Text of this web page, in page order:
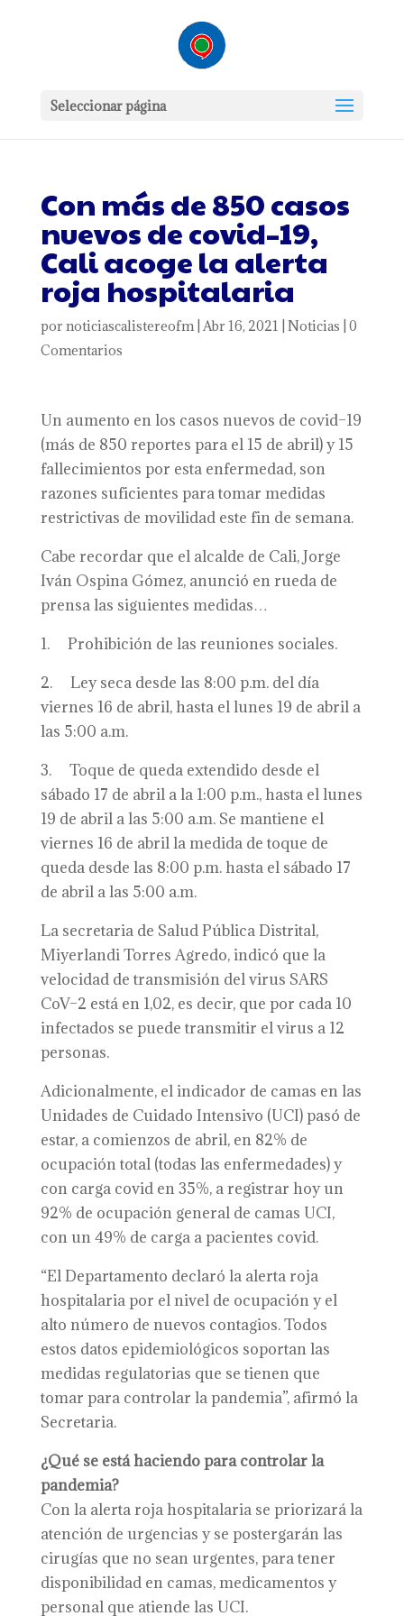
Seleccionar página
Con más de 850 casos
nuevos de covid–19,
Cali acoge la alerta
roja hospitalaria
por noticiascalistereofm| Abr 16, 2021 Noticias 0
Comentarios
Un aumento en los casos nuevos de covid–19
(más de 850 reportes para el 15 de abril) y 15
fallecimientos por esta enfermedad, son
razones suficientes para tomar medidas
restrictivas de movilidad este fin de semana.
Cabe recordar que el alcalde de Cali, Jorge
Iván Ospina Gómez, anunció en rueda de
prensa las siguientes medidas…
1. Prohibición de las reuniones sociales.
2. Ley seca desde las 8:00 p.m. del día
viernes 16 de abril, hasta el lunes 19 de abril a
las 5:00 a.m.
3. Toque de queda extendido desde el
sábado 17 de abril a la 1:00 p.m., hasta el lunes
19 de abril a las 5:00 a.m. Se mantiene el
viernes 16 de abril la medida de toque de
queda desde las 8:00 p.m. hasta el sábado 17
de abril a las 5:00 a.m.
La secretaria de Salud Pública Distrital,
Miyerlandi Torres Agredo, indicó que la
velocidad de transmisión del virus SARS
CoV–2 está en 1,02, es decir, que por cada 10
infectados se puede transmitir el virus a 12
personas.
Adicionalmente, el indicador de camas en las
Unidades de Cuidado Intensivo (UCI) pasó de
estar, a comienzos de abril, en 82% de
ocupación total (todas las enfermedades) y
con carga covid en 35%, a registrar hoy un
92% de ocupación general de camas UCI,
con un 49% de carga a pacientes covid.
“El Departamento declaró la alerta roja
hospitalaria por el nivel de ocupación y el
alto número de nuevos contagios. Todos
estos datos epidemiológicos soportan las
medidas regulatorias que se tienen que
tomar para controlar la pandemia”, afirmó la
Secretaria.
¿Qué se está haciendo para controlar la
pandemia?
Con la alerta roja hospitalaria se priorizará la
atención de urgencias y se postergarán las
cirugías que no sean urgentes, para tener
disponibilidad en camas, medicamentos y
personal que atiende las UCI.